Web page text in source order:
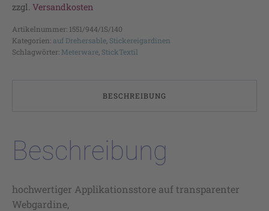
zzgl. Versandkosten
Artikelnummer: 1551/944/1S/140
Kategorien: auf Drehersable Stickereigardinen
Schlagwörter: Meterware StickTextil
BESCHREIBUNG
Beschreibung
hochwertiger Applikationsstore auf transparenter
Webgardine,